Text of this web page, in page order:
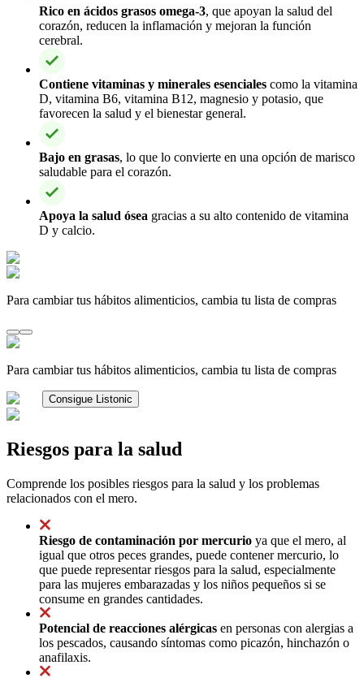
Rico en ácidos grasos omega-3, que apoyan la salud del
corazón, reducen la inflamación y mejoran la función
cerebral.
Contiene vitaminas y minerales esenciales como la vitamina
D, vitamina B6, vitamina B12, magnesio y potasio, que
favorecen la salud y el bienestar general.
Bajo en grasas, lo que lo convierte en una opción de marisco
saludable para el corazón.
Apoya la salud ósea gracias a su alto contenido de vitamina
D y calcio.
Para cambiar tus hábitos alimenticios, cambia tu lista de compras
Para cambiar tus hábitos alimenticios, cambia tu lista de compras
Consigue Listonic
Riesgos para la salud
Comprende los posibles riesgos para la salud y los problemas
relacionados con el mero.
Riesgo de contaminación por mercurio ya que el mero, al
igual que otros peces grandes, puede contener mercurio, lo
que puede representar riesgos para la salud, especialmente
para las mujeres embarazadas y los niños pequeños si se
consume en grandes cantidades.
Potencial de reacciones alérgicas en personas con alergias a
los pescados, causando síntomas como picazón, hinchazón o
anafilaxis.